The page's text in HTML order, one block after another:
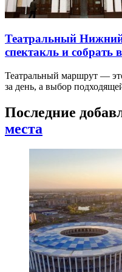
Театральный
спектакль и собрать
Театральный маршрут —
за день, а выбор
Последние
места